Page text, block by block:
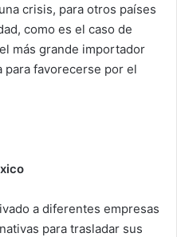
crisis, para otros países
como es el caso de
más grande importador
para favorecerse por el
a diferentes empresas
para trasladar sus